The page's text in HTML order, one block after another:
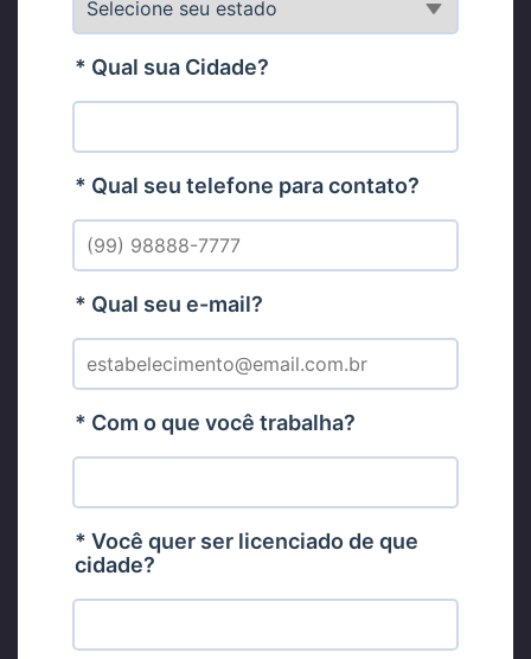
* Qual sua Cidade?
* Qual seu telefone para contato?
* Qual seu e-mail?
* Com o que você trabalha?
* Você quer ser licenciado de que
cidade?